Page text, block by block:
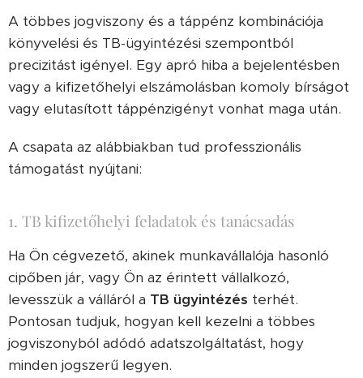
A többes jogviszony és a táppénz kombinációja
könyvelési és TB-ügyintézési szempontból
precizitást igényel. Egy apró hiba a bejelentésben
vagy a kifizetőhelyi elszámolásban komoly bírságot
vagy elutasított táppénzigényt vonhat maga után.
A csapata az alábbiakban tud professzionális
támogatást nyújtani:
1. TB kifizetőhelyi feladatok és tanácsadás
Ha Ön cégvezető, akinek munkavállalója hasonló
cipőben jár, vagy Ön az érintett vállalkozó,
levesszük a válláról a TB ügyintézés terhét.
Pontosan tudjuk, hogyan kell kezelni a többes
jogviszonyból adódó adatszolgáltatást, hogy
minden jogszerű legyen.